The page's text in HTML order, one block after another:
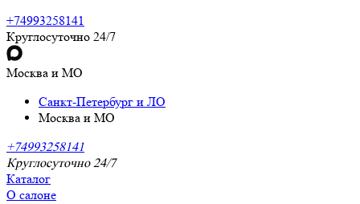
+74993258141
Круглосуточно 24/7
Москва и МО
Санкт-Петербург и ЛО
Москва и МО
+74993258141
Круглосуточно 24/7
Каталог
О салоне